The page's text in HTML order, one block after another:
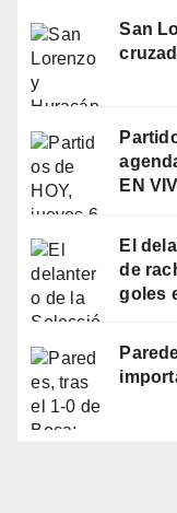
San
EN
El
de
goles